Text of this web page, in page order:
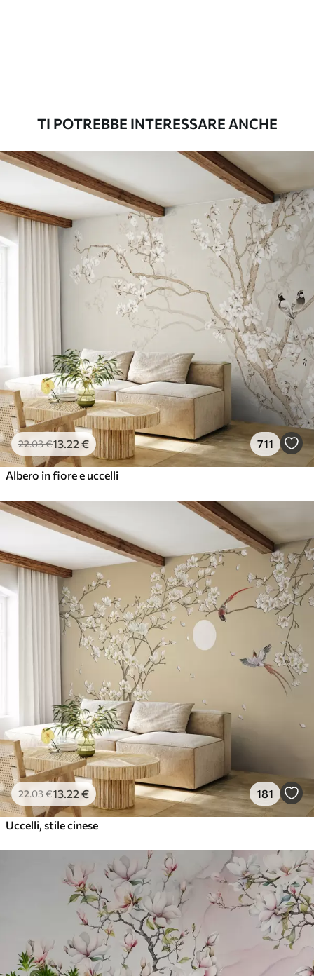
Vinile Premium
65.0039.00€/m²
Peel and Stick
81.6749.00€/m²
TI POTREBBE INTERESSARE ANCHE
22.03€13 .22 € 711
Albero in fiore e uccelli
22.03€13 .22 € 181
Uccelli, stile cinese